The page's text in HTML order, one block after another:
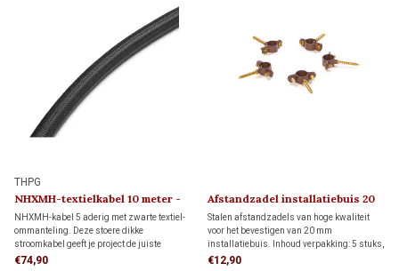
THPG
NHXMH-textielkabel 10 meter -
2,5 mm²
NHXMH-kabel 5 aderig met zwarte textiel-
ommanteling. Deze stoere dikke
stroomkabel geeft je project de juiste
industriële uitstraling.
€74,90
Afstandzadel installatiebuis 20
mm (5 stuks)
Stalen afstandzadels van hoge kwaliteit
voor het bevestigen van 20 mm
installatiebuis. Inhoud verpakking: 5 stuks,
dit is voldoende voor 3 meter
€12,90